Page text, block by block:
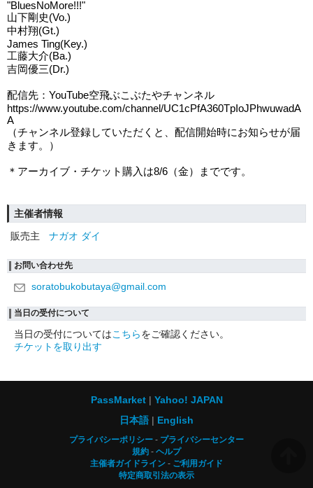
"BluesNoMore!!!"
山下剛史(Vo.)
中村翔(Gt.)
James Ting(Key.)
工藤大介(Ba.)
吉岡優三(Dr.)
配信先： YouTube空飛ぶこぶたやチャンネル
https://www.youtube.com/channel/UC1cPfA360TpIoJPhwuwadA
A
（チャンネル登録していただくと、配信開始時にお知らせが届
きます。）
＊アーカイブ・チケット購入は8/6 （金）までです。
主催者情報
販売主
ナガオ ダイ
お問い合わせ先
soratobukobutaya@gmail.com
当日の受付について
当日の受付についてはこちらをご確認ください。
チケットを取り出す
PassMarket
Yahoo! JAPAN
日本語
English
プライバシーポリシー
プライバシーセンター
規約
ヘルプ
主催者ガイドライン
ご利用ガイド
特定商取引法の表示